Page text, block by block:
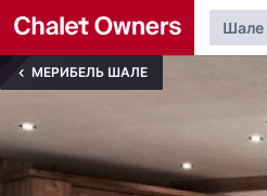
МЕРИБЕЛЬ ШАЛЕ